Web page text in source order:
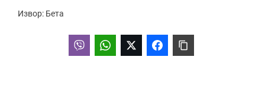
Извор: Бета